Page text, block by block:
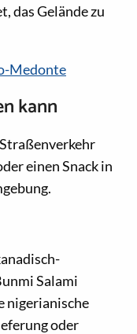
das Gelände zu
Medonte
kann
einen Snack in
Salami
nigerianische
oder